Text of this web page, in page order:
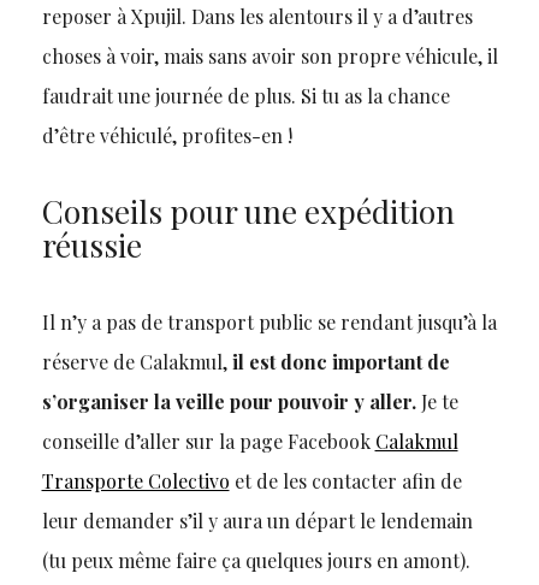
reposer à Xpujil. Dans les alentours il y a d’autres
choses à voir, mais sans avoir son propre véhicule, il
faudrait une journée de plus. Si tu as la chance
d’être véhiculé, profites-en !
Conseils pour une expédition
réussie
Il n’y a pas de transport public se rendant jusqu’à la
réserve de Calakmul,il est donc important de
s’organiser la veille pour pouvoir y aller.Je te
conseille d’aller sur la page Facebook Calakmul
Transporte Colectivo et de les contacter afin de
leur demander s’il y aura un départ le lendemain
(tu peux même faire ça quelques jours en amont).